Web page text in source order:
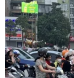
TIN CÙNG
Indonesia
phá giá với